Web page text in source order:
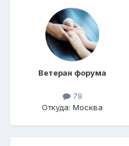
Ветеран форума
78
Откуда: Москва